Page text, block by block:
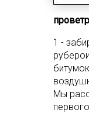
1 -
Мы